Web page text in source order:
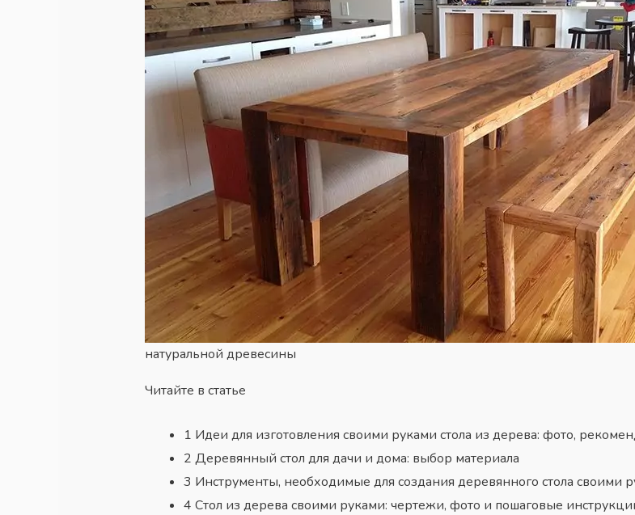
натуральной древесины
Читайте в статье
1 Идеи для изготовления своими руками стола из дерева: фото,
2 Деревянный стол для дачи и дома: выбор материала
3 Инструменты, необходимые для создания деревянного стола своими
4 Стол из дерева своими руками: чертежи, фото и пошаговые